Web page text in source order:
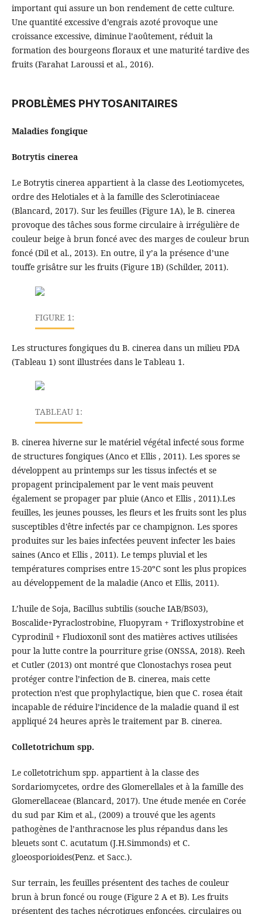
important qui assure un bon rendement de cette culture.
Une quantité excessive d’engrais azoté provoque une
croissance excessive, diminue l’aoûtement, réduit la
formation des bourgeons floraux et une maturité tardive des
fruits (Farahat Laroussi et al., 2016).
PROBLÈMES PHYTOSANITAIRES
Maladies fongique
Botrytis cinerea
Le Botrytis cinerea appartient à la classe des Leotiomycetes,
ordre des Helotiales et à la famille des Sclerotiniaceae
(Blancard, 2017). Sur les feuilles (Figure 1A), le B. cinerea
provoque des tâches sous forme circulaire à irrégulière de
couleur beige à brun foncé avec des marges de couleur brun
foncé (Dil et al., 2013). En outre, il y’a la présence d’une
touffe grisâtre sur les fruits (Figure 1B) (Schilder, 2011).
FIGURE 1:
Les structures fongiques du B. cinerea dans un milieu PDA
(Tableau 1) sont illustrées dans le Tableau 1.
TABLEAU 1:
B. cinerea hiverne sur le matériel végétal infecté sous forme
de structures fongiques (Anco et Ellis , 2011). Les spores se
développent au printemps sur les tissus infectés et se
propagent principalement par le vent mais peuvent
également se propager par pluie (Anco et Ellis , 2011).Les
feuilles, les jeunes pousses, les fleurs et les fruits sont les plus
susceptibles d’être infectés par ce champignon. Les spores
produites sur les baies infectées peuvent infecter les baies
saines (Anco et Ellis , 2011). Le temps pluvial et les
températures comprises entre 15-20ºC sont les plus propices
au développement de la maladie (Anco et Ellis, 2011).
L’huile de Soja, Bacillus subtilis (souche IAB/BS03),
Boscalide+Pyraclostrobine, Fluopyram + Trifloxystrobine et
Cyprodinil + Fludioxonil sont des matières actives utilisées
pour la lutte contre la pourriture grise (ONSSA, 2018). Reeh
et Cutler (2013) ont montré que Clonostachys rosea peut
protéger contre l’infection de B. cinerea, mais cette
protection n’est que prophylactique, bien que C. rosea était
incapable de réduire l’incidence de la maladie quand il est
appliqué 24 heures après le traitement par B. cinerea.
Colletotrichum spp.
Le colletotrichum spp. appartient à la classe des
Sordariomycetes, ordre des Glomerellales et à la famille des
Glomerellaceae (Blancard, 2017). Une étude menée en Corée
du sud par Kim et al., (2009) a trouvé que les agents
pathogènes de l’anthracnose les plus répandus dans les
bleuets sont C. acutatum (J.H.Simmonds) et C.
gloeosporioides(Penz. et Sacc.).
Sur terrain, les feuilles présentent des taches de couleur
brun à brun foncé ou rouge (Figure 2 A et B). Les fruits
présentent des taches nécrotiques enfoncées, circulaires ou